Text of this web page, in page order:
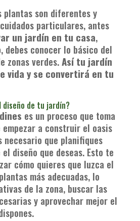
plantas son diferentes y
particulares, antes
un jardín en tu casa,
conocer lo básico del
zonas verdes.Así tu jardín
vida y se convertirá en tu
diseño de tu jardín?
es un proceso que toma
empezar a construir el oasis
necesario que planifiques
diseño que deseas. Esto te
cómo quieres que luzca el
más adecuadas, lo
de la zona, buscar las
y aprovechar mejor el